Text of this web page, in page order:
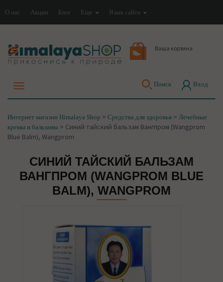
О нас Акции Блог Еще Язык сайта
Ваша корзина
Поиск Вход
Интернет магазин Himalaya Shop > Средства для здоровья > Лечебные
кремы и бальзамы > Синий тайский бальзам Вангпром (Wangprom
Blue Balm), Wangprom
СИНИЙ ТАЙСКИЙ БАЛЬЗАМ
ВАНГПРОМ (WANGPROM BLUE
BALM), WANGPROM